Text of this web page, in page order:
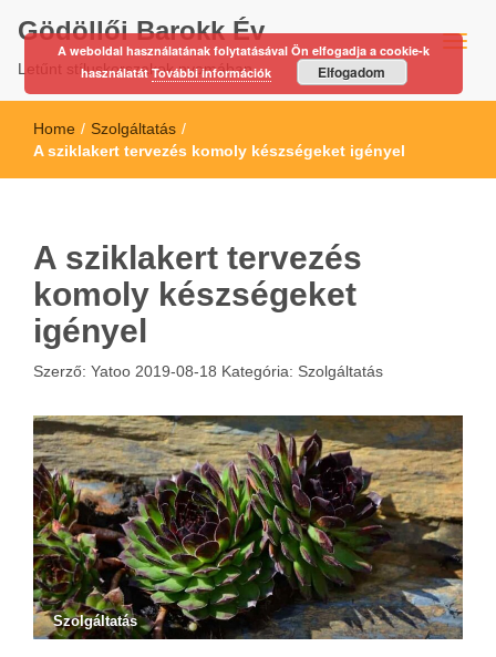
Gödöllői Barokk Év
Letűnt stíluskorszakok nyomában…
Home / Szolgáltatás /
A sziklakert tervezés komoly készségeket igényel
A sziklakert tervezés
komoly készségeket
igényel
Szerző: Yatoo 2019-08-18 Kategória: Szolgáltatás
Szolgáltatás
A weboldal használatának folytatásával Ön elfogadja a cookie-k
használatátTovábbi információk Elfogadom